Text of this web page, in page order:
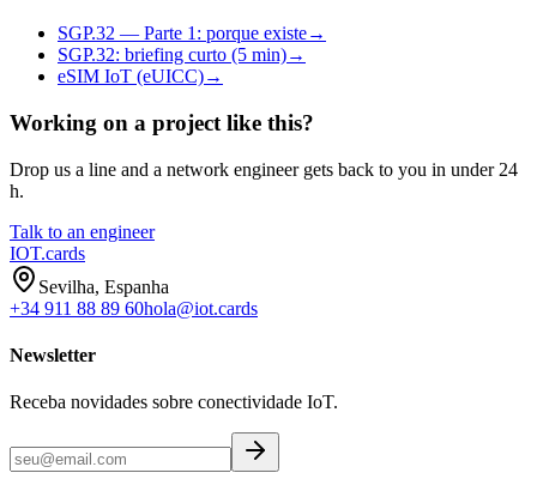
SGP.32 — Parte 1: porque existe→
SGP.32: briefing curto (5 min)→
eSIM IoT (eUICC)→
Working on a project like this?
Drop us a line and a network engineer gets back to you in under 24
h.
Talk to an engineer
IOT.cards
Sevilha, Espanha
+34 911 88 89 60hola@iot.cards
Newsletter
Receba novidades sobre conectividade IoT.